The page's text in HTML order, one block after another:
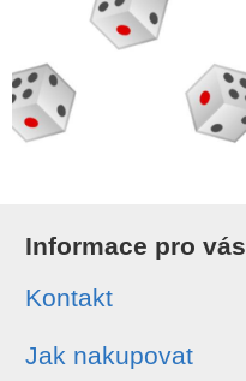
Informace pro vás
Kontakt
Jak nakupovat